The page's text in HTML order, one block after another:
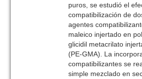
puros, se estudió el
compatibilización de
agentes
maleico injertado en
glicidil metacrilato
(PE-GMA). La
compatibilizantes se
simple mezclado en